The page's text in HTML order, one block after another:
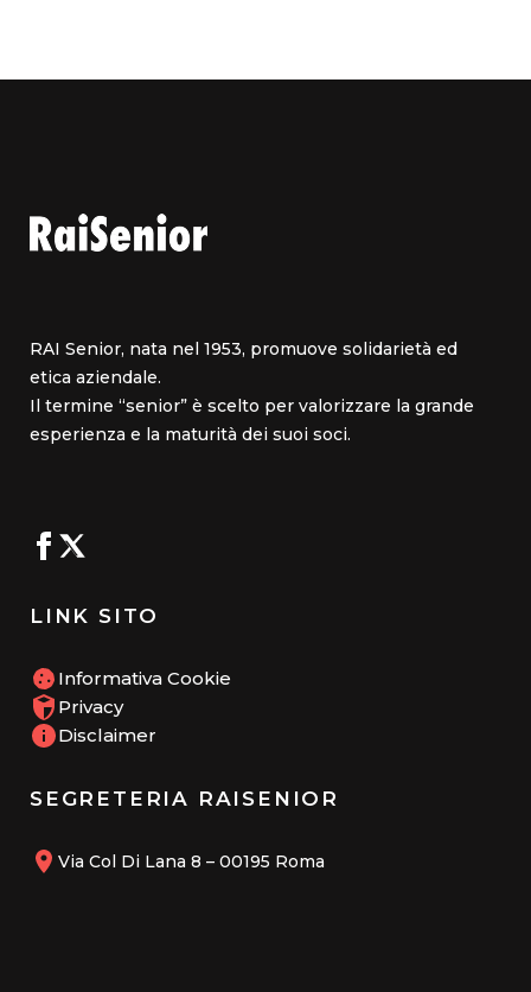
RAI Senior, nata nel 1953, promuove solidarietà ed
etica aziendale.
Il termine “senior” è scelto per valorizzare la grande
esperienza e la maturità dei suoi soci.
LINK SITO
Informativa Cookie
Privacy
Disclaimer
SEGRETERIA RAISENIOR
Via Col Di Lana 8 – 00195 Roma